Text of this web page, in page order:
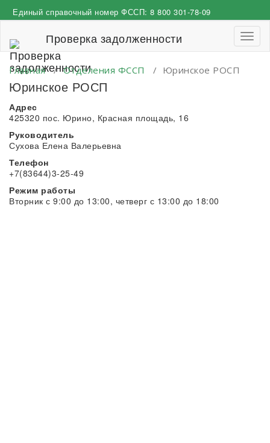
к
Единый справочный номер ФССП: 8 800 301-78-09
Проверка задолженности
Главная/Отделения ФССП / Юринское РОСП
Юринское РОСП
Адрес
425320 пос. Юрино, Красная площадь, 16
Руководитель
Сухова Елена Валерьевна
Телефон
+7(83644)3-25-49
Режим работы
Вторник с 9:00 до 13:00, четверг с 13:00 до 18:00